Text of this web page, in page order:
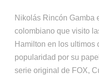
Nikolás Rincón Gamba
colombiano que visito
Hamilton en los ultimos
popularidad por su
serie original de FOX,